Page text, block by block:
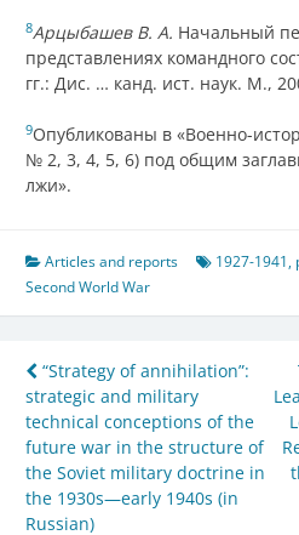
8Арцыбашев В. А. Начальный
представлениях командного
гг.: Дис. … канд. ист. наук. М.,
9Опубликованы в «Военно-
№ 2, 3, 4, 5, 6) под общим
лжи».
Articles and reports 1927-1941,
Second World War
Post
navigation
“Strategy of annihilation”:
strategic and military
technical conceptions of the
future war in the structure of
the Soviet military doctrine in
the 1930s—early 1940s (in
Russian)